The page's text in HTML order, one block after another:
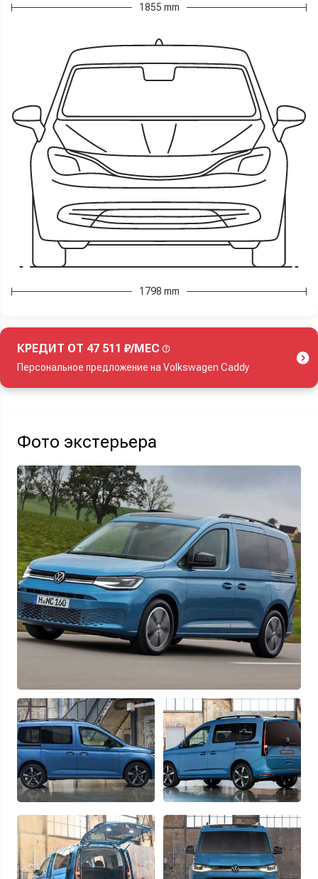
1855 mm
1798 mm
КРЕДИТ ОТ 47 511 ₽/МЕС
Персональное предложение на Volkswagen Caddy
Узнать выгоду
Отправляя данную форму Вы даетесогласие на обработкусвоих
персональных данных
Фото экстерьера